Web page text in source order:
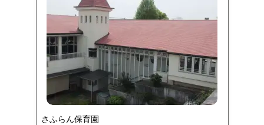
さふらん保育園